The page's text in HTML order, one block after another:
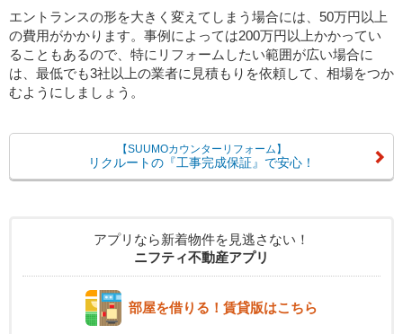
エントランスの形を大きく変えてしまう場合には、50万円以上
の費用がかかります。事例によっては200万円以上かかってい
ることもあるので、特にリフォームしたい範囲が広い場合に
は、最低でも3社以上の業者に見積もりを依頼して、相場をつか
むようにしましょう。
【SUUMOカウンターリフォーム】
リクルートの『工事完成保証』で安心！
アプリなら新着物件を見逃さない！
ニフティ不動産アプリ
部屋を借りる！賃貸版はこちら